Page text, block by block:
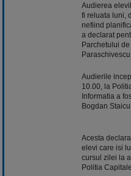
Audierea
fi reluata luni,
nefiind
a declarat
Parchetului
Paraschivescu.
Audierile
10.00, la
Informatia a
Bogdan Staicu.
Acesta
elevi care isi
cursul zilei la
Politia